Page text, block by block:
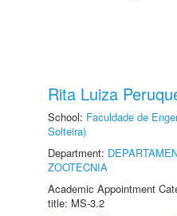
Rita Luiza
School: Faculdade de
Solteira)
Department:
ZOOTECNIA
Academic Appointment
title: MS-3.2